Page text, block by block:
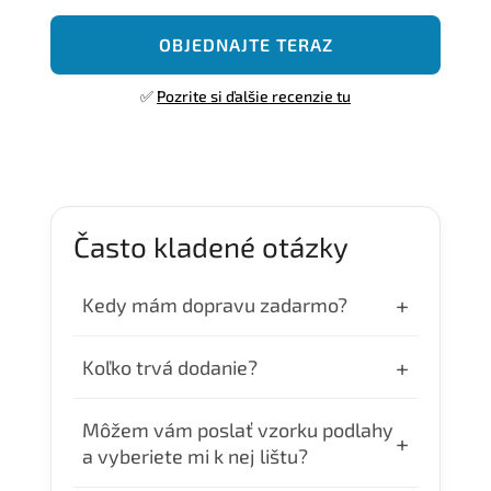
OBJEDNAJTE TERAZ
✅ Pozrite si ďalšie recenzie tu
Často kladené otázky
Kedy mám dopravu zadarmo? +
Dopravu zdarma máte pri objednávke nad
Koľko trvá dodanie? +
Objednávky uhradené do 10:00 odosielame
ešte v ten deň. Doručenie je v pracovné 24–
48 hodín.
Môžem vám poslať vzorku podlahy
a vyberiete mi k nej lištu?
+